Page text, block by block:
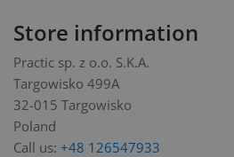
Store information
Practic sp. z o.o. S.K.A.
Targowisko 499A
32-015 Targowisko
Poland
Call us: +48 126547933